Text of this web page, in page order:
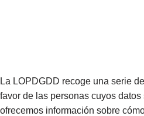
La LOPDGDD recoge una serie
favor de las personas cuyos
ofrecemos información sobre